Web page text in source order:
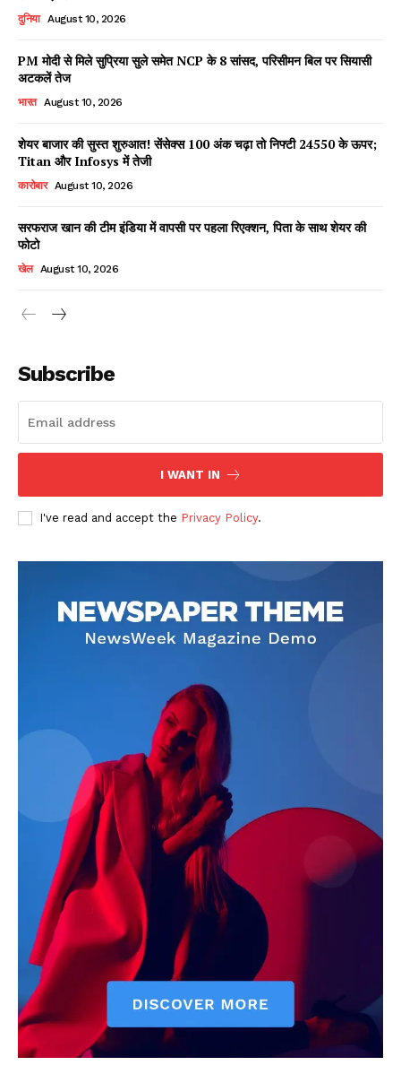
Company
Subscription Plans
My account
दुनिया August 10, 2026
PM मोदी से मिले सुप्रिया सुले समेत NCP के 8 सांसद, परिसीमन बिल पर सियासी
अटकलें तेज
भारत August 10, 2026
शेयर बाजार की सुस्त शुरुआत! सेंसेक्स 100 अंक चढ़ा तो निफ्टी 24550 के ऊपर;
Titan और Infosys में तेजी
कारोबार August 10, 2026
सरफराज खान की टीम इंडिया में वापसी पर पहला रिएक्शन, पिता के साथ शेयर की
फोटो
खेल August 10, 2026
Subscribe
I WANT IN
I've read and accept the Privacy Policy.